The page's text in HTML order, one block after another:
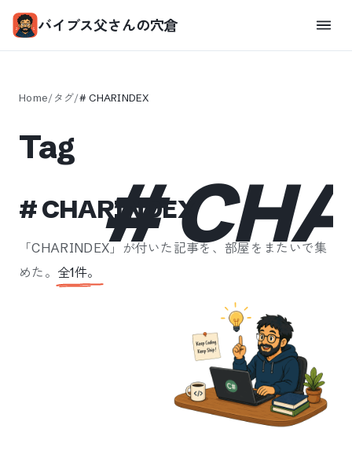
バイブス父さんの穴倉
Home/タグ/#CHARINDEX
#
Tag
#CHARINDEX
「CHARINDEX 」が付いた記事を、部屋をまたいで集
めた。 全1件。